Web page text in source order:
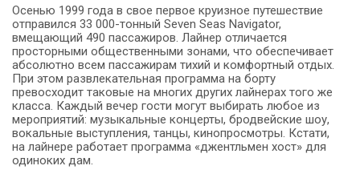
Осенью 1999 года в свое первое круизное путешествие
отправился 33 000-тонный Seven Seas Navigator,
вмещающий 490 пассажиров. Лайнер отличается
просторными общественными зонами, что обеспечивает
абсолютно всем пассажирам тихий и комфортный отдых.
При этом развлекательная программа на борту
превосходит таковые на многих других лайнерах того же
класса. Каждый вечер гости могут выбирать любое из
мероприятий: музыкальные концерты, бродвейские шоу,
вокальные выступления, танцы, кинопросмотры. Кстати,
на лайнере работает программа «джентльмен хост» для
одиноких дам.